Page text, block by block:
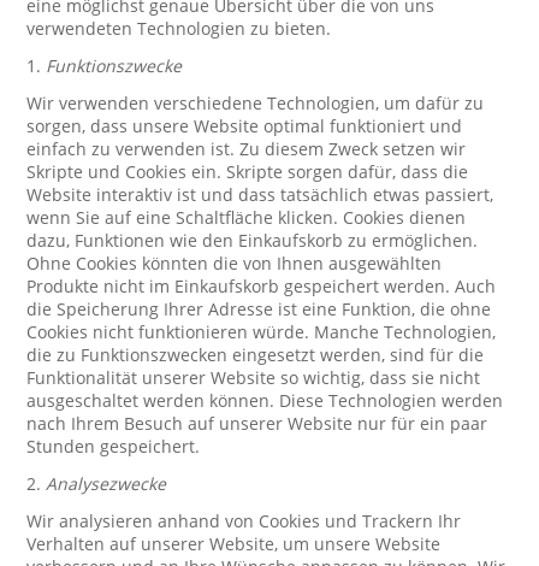
eine möglichst genaue Übersicht über die von uns
verwendeten Technologien zu bieten.
1. Funktionszwecke
Wir verwenden verschiedene Technologien, um dafür zu
sorgen, dass unsere Website optimal funktioniert und
einfach zu verwenden ist. Zu diesem Zweck setzen wir
Skripte und Cookies ein. Skripte sorgen dafür, dass die
Website interaktiv ist und dass tatsächlich etwas passiert,
wenn Sie auf eine Schaltfläche klicken. Cookies dienen
dazu, Funktionen wie den Einkaufskorb zu ermöglichen.
Ohne Cookies könnten die von Ihnen ausgewählten
Produkte nicht im Einkaufskorb gespeichert werden. Auch
die Speicherung Ihrer Adresse ist eine Funktion, die ohne
Cookies nicht funktionieren würde. Manche Technologien,
die zu Funktionszwecken eingesetzt werden, sind für die
Funktionalität unserer Website so wichtig, dass sie nicht
ausgeschaltet werden können. Diese Technologien werden
nach Ihrem Besuch auf unserer Website nur für ein paar
Stunden gespeichert.
2.Analysezwecke
Wir analysieren anhand von Cookies und Trackern Ihr
Verhalten auf unserer Website, um unsere Website